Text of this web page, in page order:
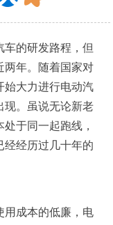
车的研发路程，但
两年。随着国家对
始大力进行电动汽
现。虽说无论新老
于同一起跑线，
经经历过几十年的
用成本的低廉，电